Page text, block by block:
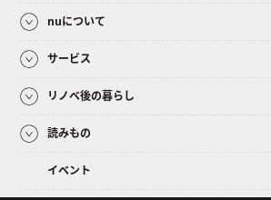
nuについて
サービス
リノベ後の暮らし
読みもの
イベント